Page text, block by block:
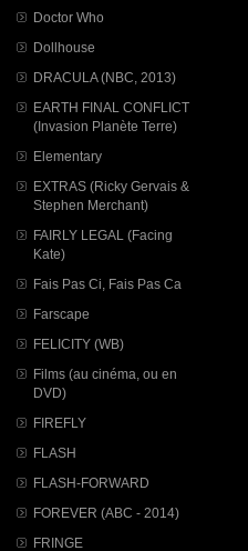
Doctor Who
Dollhouse
DRACULA (NBC, 2013)
EARTH FINAL CONFLICT
(Invasion Planète Terre)
Elementary
EXTRAS (Ricky Gervais &
Stephen Merchant)
FAIRLY LEGAL (Facing
Kate)
Fais Pas Ci, Fais Pas Ca
Farscape
FELICITY (WB)
Films (au cinéma, ou en
DVD)
FIREFLY
FLASH
FLASH-FORWARD
FOREVER (ABC - 2014)
FRINGE